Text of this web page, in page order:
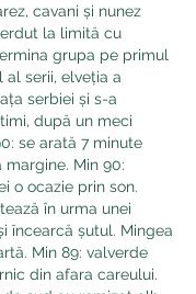
cavani și nunez
la limită cu
grupa pe primul
serii, elveția a
serbiei și s-a
după un meci
se arată 7 minute
Min 90:
o ocazie prin son.
în urma unei
încearcă șutul. Mingea
Min 89: valverde
din afara careului.